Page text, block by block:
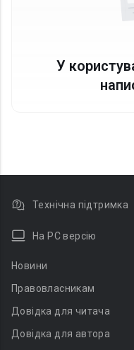
У
Технічна підтримка
На PC версію
Новини
Правовласникам
Довідка для читача
Довідка для автора